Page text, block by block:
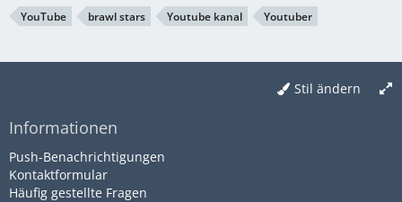
YouTube brawl stars Youtube kanal Youtuber
Stil ändern
Informationen
Push-Benachrichtigungen
Kontaktformular
Häufig gestellte Fragen